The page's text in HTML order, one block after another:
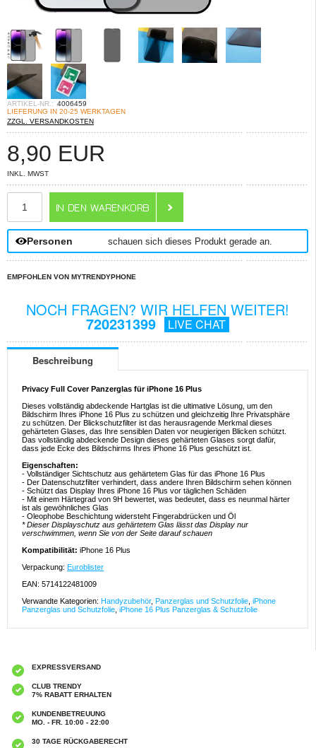
ARTIKEL-NR.: 4006459
LIEFERUNG IN 20-25 WERKTAGEN
ZZGL. VERSANDKOSTEN
8,90 EUR
INKL. MWST
Personen schauen sich dieses Produkt gerade an.
EMPFOHLEN VON MYTRENDYPHONE
NOCH FRAGEN? WIR HELFEN WEITER!
720231399 LIVE CHAT
Beschreibung
Privacy Full Cover Panzerglas für iPhone 16 Plus
Dieses vollständig abdeckende Hartglas ist die ultimative Lösung, um den
Bildschirm Ihres iPhone 16 Plus zu schützen und gleichzeitig Ihre Privatsphäre
zu schützen. Der Blickschutzfilter ist das herausragende Merkmal dieses
gehärteten Glases, das Ihre sensiblen Daten vor neugierigen Blicken schützt.
Das vollständig abdeckende Design dieses gehärteten Glases sorgt dafür,
dass jede Ecke des Bildschirms Ihres iPhone 16 Plus geschützt ist.
Eigenschaften:
- Vollständiger Sichtschutz aus gehärtetem Glas für das iPhone 16 Plus
- Der Datenschutzfilter verhindert, dass andere Ihren Bildschirm sehen können
- Schützt das Display Ihres iPhone 16 Plus vor täglichen Schäden
- Mit einem Härtegrad von 9H bewertet, was bedeutet, dass es neunmal härter
ist als gewöhnliches Glas
- Oleophobe Beschichtung widersteht Fingerabdrücken und Öl
* Dieser Displayschutz aus gehärtetem Glas lässt das Display nur
verschwimmen, wenn Sie von der Seite darauf schauen
Kompatibilität: iPhone 16 Plus
Verpackung: Euroblister
EAN: 5714122481009
Verwandte Kategorien: Handyzubehör, Panzerglas und Schutzfolie iPhone
Panzerglas und Schutzfolie iPhone 16 Plus Panzerglas & Schutzfolie
EXPRESSVERSAND
CLUB TRENDY
7% RABATT ERHALTEN
KUNDENBETREUUNG
MO. - FR. 10:00 - 22:00
30 TAGE RÜCKGABERECHT